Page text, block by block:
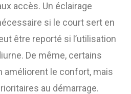
accès. Un éclairage
si le court sert en
être reporté si l’utilisation
De même, certains
améliorent le confort, mais
au démarrage.